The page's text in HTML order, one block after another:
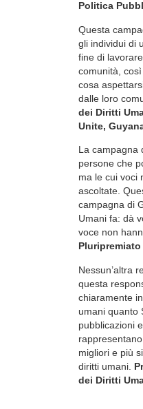
Politica
Questa
gli individui di
fine di
comunità,
cosa
dalle loro
dei Diritti
Unite,
La campagna
persone che
ma le cui voci
ascoltate.
campagna di
Umani fa: dà
voce non
Pluripremiato
Nessun’altra
questa
chiaramente
umani quanto
pubblicazioni
migliori e più
diritti umani.
dei Diritti